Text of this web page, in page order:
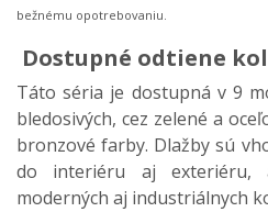
bežnému opotrebovaniu.
Dostupné odtiene
Táto séria je dostupná v 9
bledosivých, cez zelené a
bronzové farby. Dlažby sú
do interiéru aj exteriéru,
moderných aj industriálnych